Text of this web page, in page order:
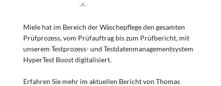
Miele hat im Bereich der Wäschepflege den gesamten
Prüfprozess, vom Prüfauftrag bis zum Prüfbericht, mit
unserem Testprozess- und Testdatenmanagementsystem
HyperTest Boost digitalisiert.
Erfahren Sie mehr im aktuellen Bericht von Thomas